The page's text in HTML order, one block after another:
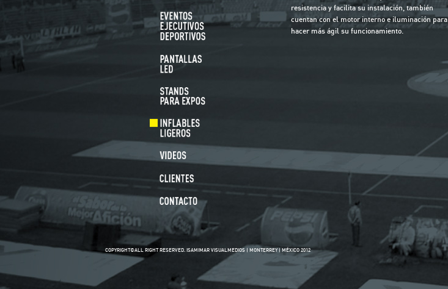
resistencia y facilita su instalación, también
cuentan con el motor interno e iluminación para
hacer más ágil su funcionamiento.
COPYRIGHT©ALL RIGHT RESERVED. ISAMIMAR VISUALMEDIOS | MONTERREY | MÉXICO 2012